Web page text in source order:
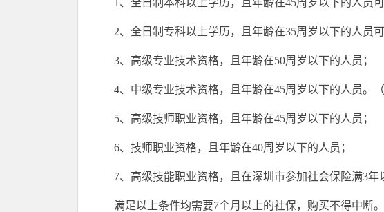
1、全日制本科以上学历，且年龄在45周岁以下的人员可
2、全日制专科以上学历，且年龄在35周岁以下的人员可
3、高级专业技术资格，且年龄在50周岁以下的人员；
4、中级专业技术资格，且年龄在45周岁以下的人员。
5、高级技师职业资格，且年龄在45周岁以下的人员；
6、技师职业资格，且年龄在40周岁以下的人员；
7、高级技能职业资格，且在深圳市参加社会保险满3年
满足以上条件均需要7个月以上的社保，购买不得中断。